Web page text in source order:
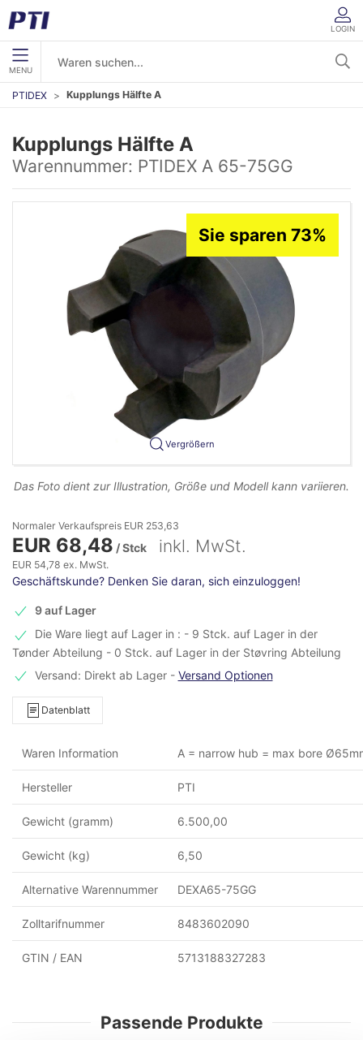
LOGIN
MENU
PTIDEX Kupplungs Hälfte A
Kupplungs Hälfte A
Warennummer: PTIDEX A 65-75GG
Vergrößern
Sie sparen 73%
Das Foto dient zur Illustration, Größe und Modell kann variieren.
Normaler Verkaufspreis EUR 253,63
EUR 68,48 / Stck inkl. MwSt.
EUR 54,78 ex. MwSt.
Geschäftskunde? Denken Sie daran, sich einzuloggen!
9 auf Lager
Die Ware liegt auf Lager in : - 9 Stck. auf Lager in der
Tønder Abteilung - 0 Stck. auf Lager in der Støvring Abteilung
Versand: Direkt ab Lager- Versand Optionen
Datenblatt
Waren Information A = narrow hub = max bore
Hersteller PTI
Gewicht (gramm) 6.500,00
Gewicht (kg) 6,50
Alternative Warennummer DEXA65-75GG
Zolltarifnummer 8483602090
GTIN / EAN 5713188327283
Passende Produkte